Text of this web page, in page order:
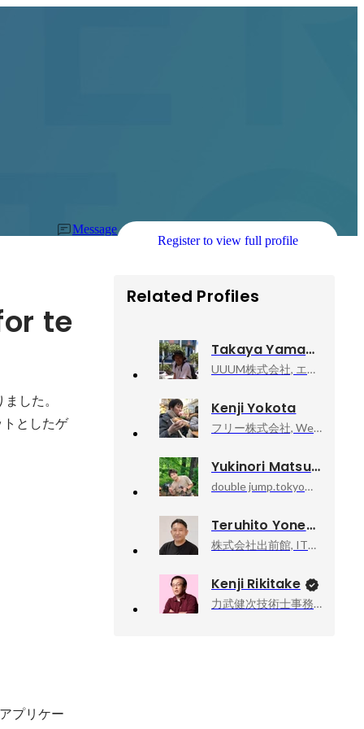
Message
Register to view full profile
te
した。
としたゲ
プリケー
Related Profiles
Takaya Yamaguchi
UUUM株式会社, エンジニアリングマネージャー
Kenji Yokota
フリー株式会社, Webアプリケーションエンジニア／札幌支社長
Yukinori Matsuya
double jump.tokyo株式会社, 取締役COO プロデューサー部
Teruhito Yoneyama
株式会社出前館, IT本部本部長 兼 VPoE
Kenji Rikitake
力武健次技術士事務所, 所長